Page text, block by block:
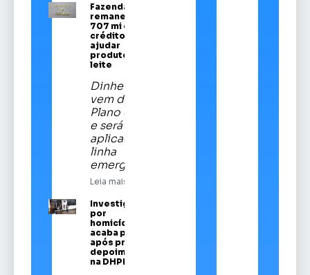
Fazenda
remaneja R$
707 mi em
crédito para
ajudar
produtores de
leite
Dinheiro
vem do
Plano Safra
e será
aplicado em
linha
emergencial
Leia mais
Investigado
por
homicídios
acaba preso
após prestar
depoimento
na DHPP